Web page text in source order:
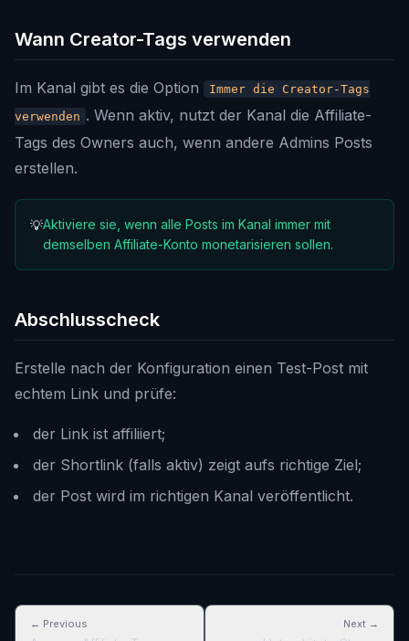
Wann Creator-Tags verwenden
Im Kanal gibt es die Option
Immer die Creator-Tags
verwenden . Wenn aktiv, nutzt der Kanal die Affiliate-
Tags des Owners auch, wenn andere Admins Posts
erstellen.
💡Aktiviere sie, wenn alle Posts im Kanal immer mit
demselben Affiliate-Konto monetarisieren sollen.
Abschlusscheck
Erstelle nach der Konfiguration einen Test-Post mit
echtem Link und prüfe:
der Link ist affiliiert;
der Shortlink (falls aktiv) zeigt aufs richtige Ziel;
der Post wird im richtigen Kanal veröffentlicht.
← Previous Next →